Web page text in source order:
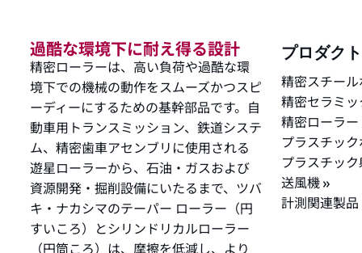
過酷な環境下に耐え得る設計
精密ローラーは、高い負荷や過酷な環
境下での機械の動作をスムーズかつスピ
ーディーにするための基幹部品です。自
動車用トランスミッション、鉄道システ
ム、精密歯車アセンブリに使用される
遊星ローラーから、石油・ガスおよび
資源開発・掘削設備にいたるまで、ツバ
キ・ナカシマのテーパー ローラー（円
すいころ）とシリンドリカルローラー
（円筒ころ）は、摩擦を低減し、より
プロダク
精密スチー
精密セラミ
精密ローラー
プラスチッ
プラスチッ
送風機
計測関連製品